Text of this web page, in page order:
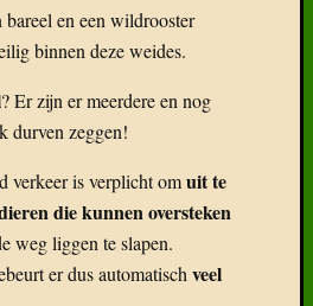
en regels mee binnen
Montagnes die daar
extreem betrouwbaar in het
heel gewoon.
veiligheid als ruiter of
troef!